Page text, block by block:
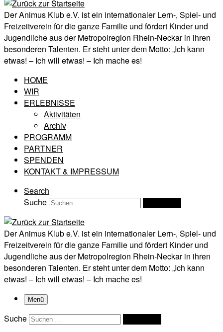
Der Animus Klub e.V. ist ein internationaler Lern-, Spiel- und
Freizeitverein für die ganze Familie und fördert Kinder und
Jugendliche aus der Metropolregion Rhein-Neckar in ihren
besonderen Talenten. Er steht unter dem Motto: „Ich kann
etwas! – Ich will etwas! – Ich mache es!
HOME
WIR
ERLEBNISSE
Aktivitäten
Archiv
PROGRAMM
PARTNER
SPENDEN
KONTAKT & IMPRESSUM
Search
Suche
Der Animus Klub e.V. ist ein internationaler Lern-, Spiel- und
Freizeitverein für die ganze Familie und fördert Kinder und
Jugendliche aus der Metropolregion Rhein-Neckar in ihren
besonderen Talenten. Er steht unter dem Motto: „Ich kann
etwas! – Ich will etwas! – Ich mache es!
Menü
Suche